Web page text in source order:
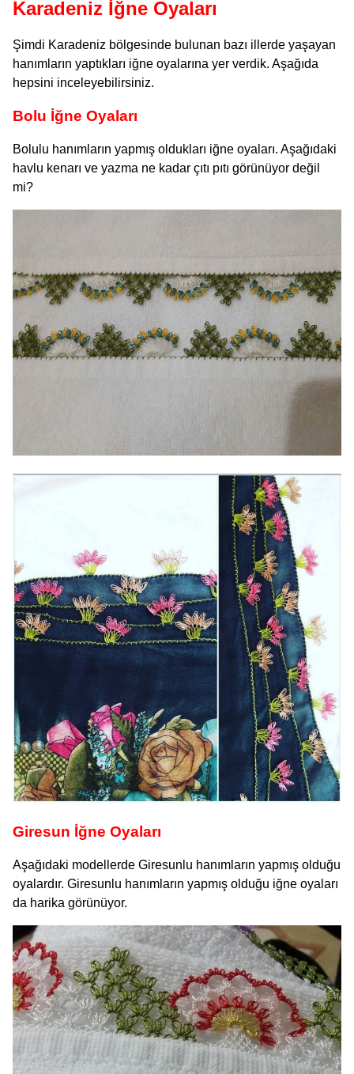
Karadeniz İğne Oyaları
Şimdi Karadeniz bölgesinde bulunan bazı illerde yaşayan
hanımların yaptıkları iğne oyalarına yer verdik. Aşağıda
hepsini inceleyebilirsiniz.
Bolu İğne Oyaları
Bolulu hanımların yapmış oldukları iğne oyaları. Aşağıdaki
havlu kenarı ve yazma ne kadar çıtı pıtı görünüyor değil
mi?
Giresun İğne Oyaları
Aşağıdaki modellerde Giresunlu hanımların yapmış olduğu
oyalardır. Giresunlu hanımların yapmış olduğu iğne oyaları
da harika görünüyor.